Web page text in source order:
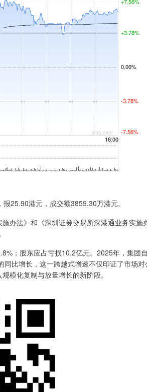
25.90港元，成交额3859.30万港元。
法》和《深圳证券交易所深港通业务实施
；股东应占亏损10.2亿元。2025年，集团
比增长，这一跨越式增速不仅印证了市场
模化复制与放量增长的新阶段。